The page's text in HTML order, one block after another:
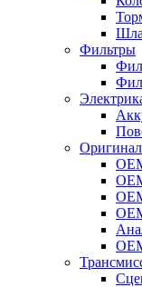
Фильтры